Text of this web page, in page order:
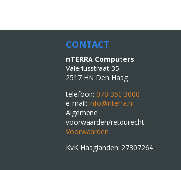
CONTACT
nTERRA Computers
Valeriusstraat 35
2517 HN Den Haag
telefoon:070 350 3000
e-mail:info@nterra.nl
Algemene
voorwaarden/retourecht:
Voorwaarden
KvK Haaglanden: 27307264